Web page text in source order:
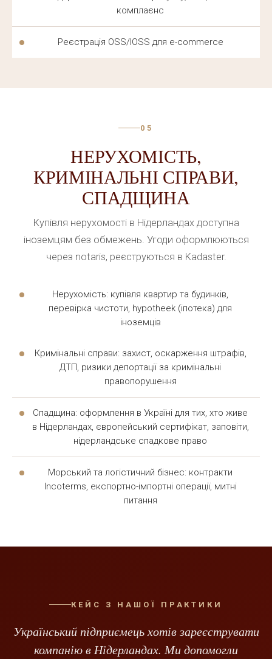
комплаєнс
Реєстрація OSS/IOSS для e-commerce
05
НЕРУХОМІСТЬ,
КРИМІНАЛЬНІ СПРАВИ,
СПАДЩИНА
Купівля нерухомості в Нідерландах доступна
іноземцям без обмежень. Угоди оформлюються
через notaris, реєструються в Kadaster.
Нерухомість: купівля квартир та будинків,
перевірка чистоти, hypotheek (іпотека) для
іноземців
Кримінальні справи: захист, оскарження штрафів,
ДТП, ризики депортації за кримінальні
правопорушення
Спадщина: оформлення в Україні для тих, хто живе
в Нідерландах, європейський сертифікат, заповіти,
нідерландське спадкове право
Морський та логістичний бізнес: контракти
Incoterms, експортно-імпортні операції, митні
питання
КЕЙС З НАШОЇ ПРАКТИКИ
Український підприємець хотів зареєструвати
компанію в Нідерландах. Ми допомогли